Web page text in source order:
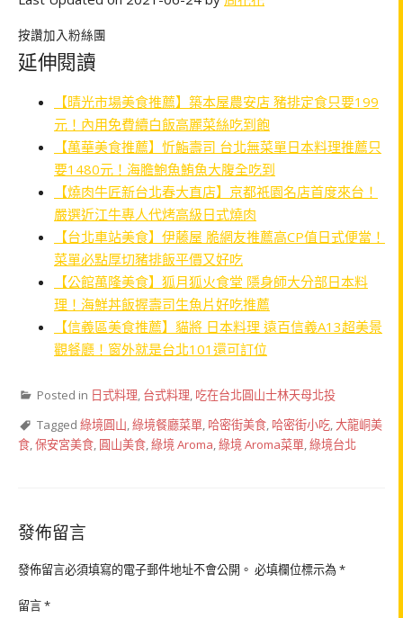
按讚加入粉絲團
延伸閱讀
【晴光市場美食推薦】築本屋農安店 豬排定食只要199
元！內用免費續白飯高麗菜絲吃到飽
【萬華美食推薦】忻鮨壽司 台北無菜單日本料理推薦只
要1480元！海膽鮑魚鮪魚大腹全吃到
【燒肉牛匠新台北春大直店】京都祇園名店首度來台！
嚴選近江牛專人代烤高級日式燒肉
【台北車站美食】伊藤屋 脆網友推薦高CP值日式便當！
菜單必點厚切豬排飯平價又好吃
【公館萬隆美食】狐月狐火食堂 隱身師大分部日本料
理！海鮮丼飯握壽司生魚片好吃推薦
【信義區美食推薦】貓將 日本料理 遠百信義A13超美景
觀餐廳！窗外就是台北101還可訂位
Posted in 日式料理, 台式料理, 吃在台北圓山士林天母北投
Tagged 綠境圓山,綠境餐廳菜單, 哈密街美食, 哈密街小吃,大龍峒美
食,保安宮美食, 圓山美食,綠境 Aroma,綠境 Aroma菜單,綠境台北
發佈留言
發佈留言必須填寫的電子郵件地址不會公開。 必填欄位標示為*
留言*